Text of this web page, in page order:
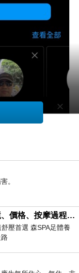
。
招牌森雞湯課程腳底+指壓體驗！環境、價格、按摩過程全紀錄，森SPA足體養生館松江館最新價格表
壓首選 森SPA足體養